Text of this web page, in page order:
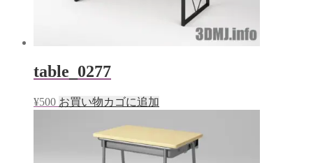
table_0277
¥500 お買い物カゴに追加